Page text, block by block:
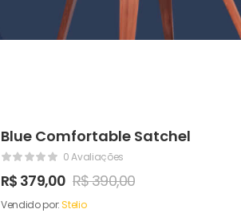
Blue Comfortable Satchel
0 Avaliações
R$ 379,00 R$390,00
Vendido por:Stelio